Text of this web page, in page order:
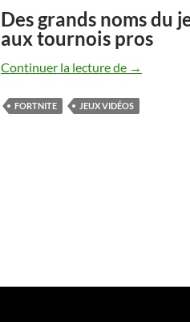
Des grands noms du
aux tournois pros
Continuer la lecture de Fortnite,
→
FORTNITE JEUX VIDÉOS